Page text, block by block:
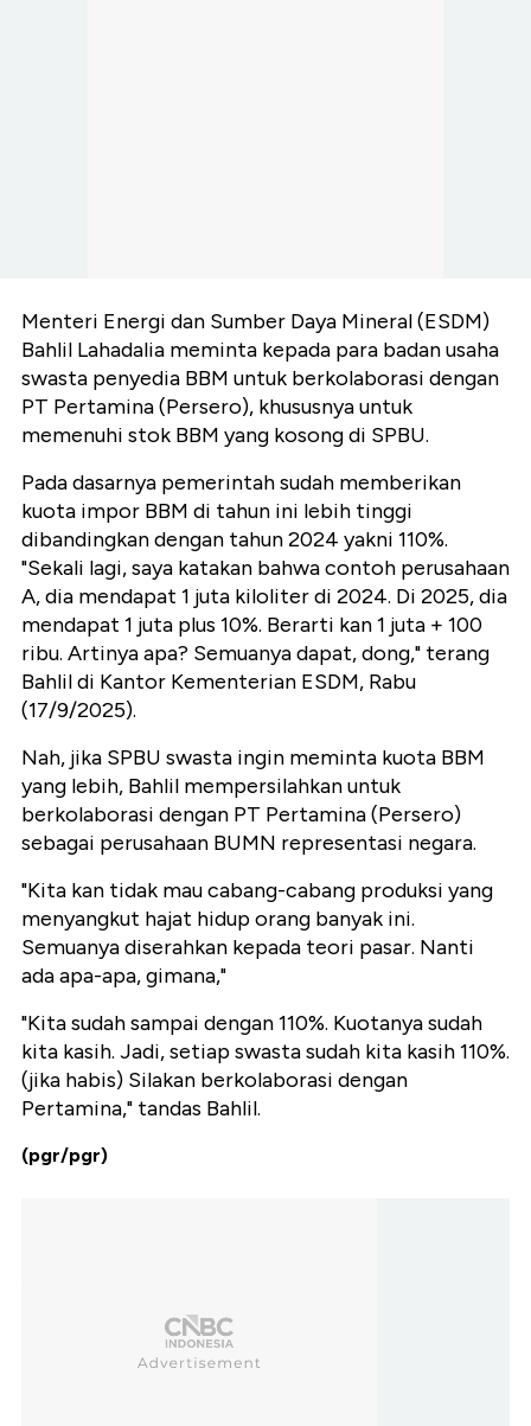
Menteri Energi dan Sumber Daya Mineral (ESDM)
Bahlil Lahadalia meminta kepada para badan usaha
swasta penyedia BBM untuk berkolaborasi dengan
PT Pertamina (Persero), khususnya untuk
memenuhi stok BBM yang kosong di SPBU.
Pada dasarnya pemerintah sudah memberikan
kuota impor BBM di tahun ini lebih tinggi
dibandingkan dengan tahun 2024 yakni 110%.
"Sekali lagi, saya katakan bahwa contoh perusahaan
A, dia mendapat 1 juta kiloliter di 2024. Di 2025, dia
mendapat 1 juta plus 10%. Berarti kan 1 juta + 100
ribu. Artinya apa? Semuanya dapat, dong," terang
Bahlil di Kantor Kementerian ESDM, Rabu
(17/9/2025).
Nah, jika SPBU swasta ingin meminta kuota BBM
yang lebih, Bahlil mempersilahkan untuk
berkolaborasi dengan PT Pertamina (Persero)
sebagai perusahaan BUMN representasi negara.
"Kita kan tidak mau cabang-cabang produksi yang
menyangkut hajat hidup orang banyak ini.
Semuanya diserahkan kepada teori pasar. Nanti
ada apa-apa, gimana,"
"Kita sudah sampai dengan 110%. Kuotanya sudah
kita kasih. Jadi, setiap swasta sudah kita kasih 110%.
(jika habis) Silakan berkolaborasi dengan
Pertamina," tandas Bahlil.
(pgr/pgr)